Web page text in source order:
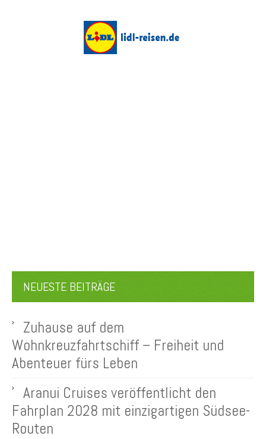
NEUESTE BEITRÄGE
Zuhause auf dem
Wohnkreuzfahrtschiff – Freiheit und
Abenteuer fürs Leben
Aranui Cruises veröffentlicht den
Fahrplan 2028 mit einzigartigen Südsee-
Routen